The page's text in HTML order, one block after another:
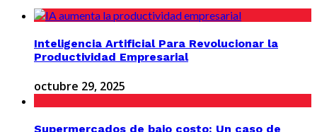
Inteligencia Artificial Para Revolucionar la
Productividad Empresarial
octubre 29, 2025
Supermercados de bajo costo: Un caso de